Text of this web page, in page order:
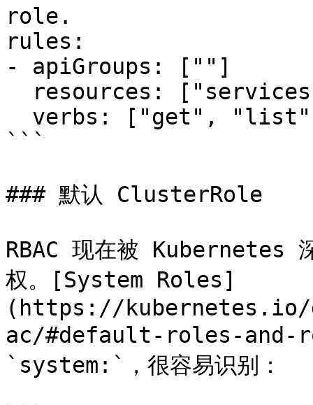
role.
rules:
- apiGroups: [""]
```
### 默认 ClusterRole
RBAC 现在被 Kubernetes
权。[System Roles]
(https://kubernetes.io/
ac/#default-roles-and-
`system:`，很容易识别：